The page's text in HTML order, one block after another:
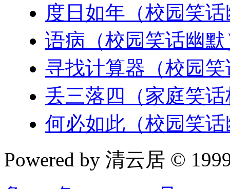
度日如年（校园笑
语病（校园笑话幽默
寻找计算器（校园
丢三落四（家庭笑
何必如此（校园笑
Powered by 清云居 ©